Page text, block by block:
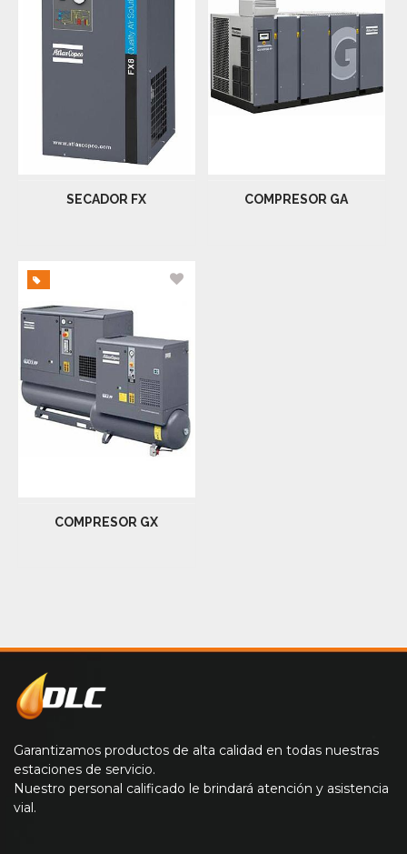
SECADOR FX COMPRESOR GA
COMPRESOR GX
Garantizamos productos de alta calidad en todas nuestras
estaciones de servicio.
Nuestro personal calificado le brindará atención y asistencia
vial.